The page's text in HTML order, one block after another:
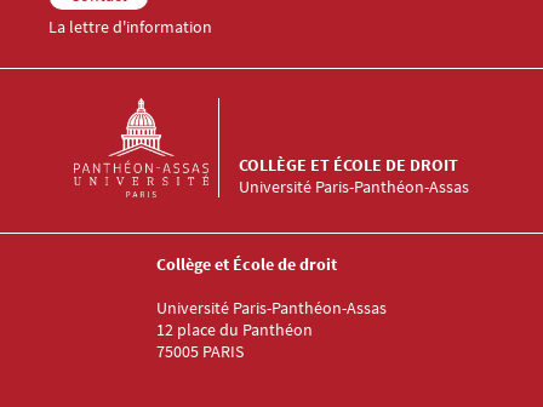
La lettre d'information
Université Paris-Panthéon-Assas
COLLÈGE ET ÉCOLE DE DROIT
Collège et École de droit
Université Paris-Panthéon-Assas
12 place du Panthéon
75005 PARIS